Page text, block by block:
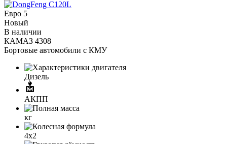
Евро 5
Новый
В наличии
КАМАЗ 4308
Бортовые автомобили с КМУ
Дизель
АКПП
кг
4x2